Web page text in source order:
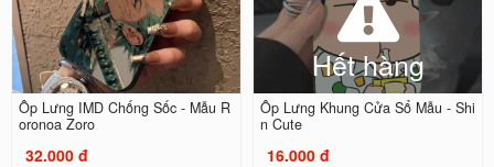
Ốp Lưng IMD Chống Sốc - Mẫu R
oronoa Zoro
32.000 đ
Hết hàng
Ốp Lưng Khung Cửa Sổ Mẫu - Shi
n Cute
16.000 đ